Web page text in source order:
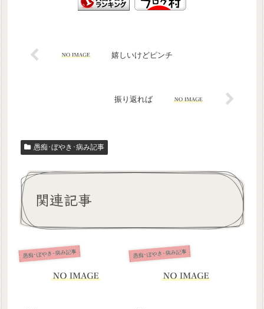
嬉しいけどピンチ
振り返れば
愚痴･ぼやき･病み記事
関連記事
愚痴･ぼやき･病み記事 愚痴･ぼやき･病み記事